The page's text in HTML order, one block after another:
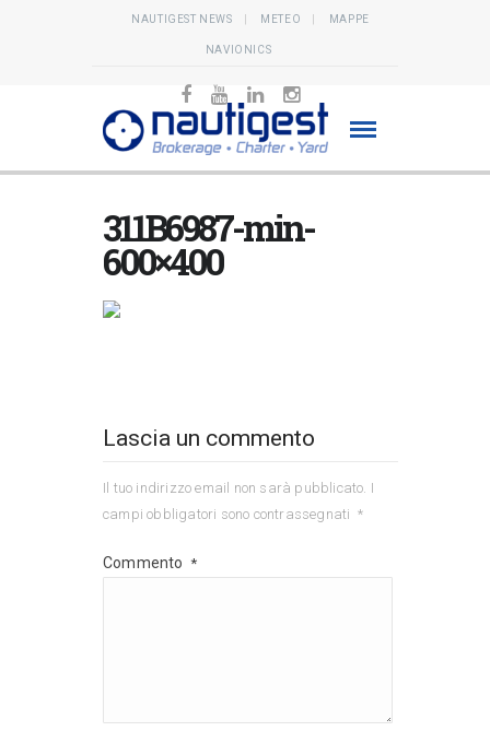
NAUTIGEST NEWS METEO MAPPE
NAVIONICS
311B6987-min-
600×400
Lascia un commento
Il tuo indirizzo email non sarà pubblicato. I
campi obbligatori sono contrassegnati *
Commento *